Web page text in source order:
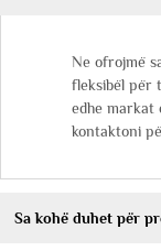
Ne ofrojmë
fleksibël për
edhe markat
kontaktoni
Sa kohë duhet për